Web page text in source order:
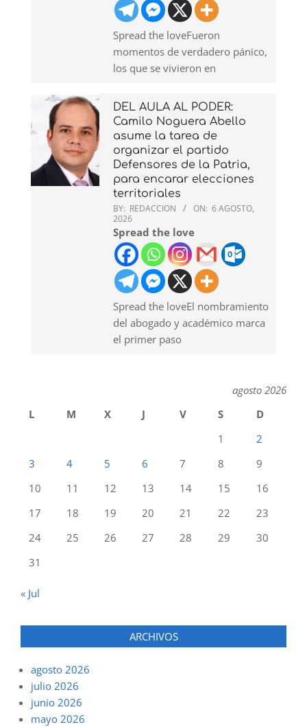
Spread the loveFueron
momentos de verdadero pánico,
los que se vivieron en
DEL AULA AL PODER:
Camilo Noguera Abello
asume la tarea de
organizar el partido
Defensores de la Patria,
para encarar elecciones
territoriales
BY: REDACCION ON: 6 AGOSTO,
2026
Spread the love
Spread the loveEl nombramiento
del abogado y académico marca
el primer paso
agosto 2026
L
M X J V S
D
1
2
3
4 5 6 7 8
9
10
11 12 13 14 15
16
17
18 19 20 21 22
23
24
25 26 27 28 29
30
31
« Jul
ARCHIVOS
agosto 2026
julio 2026
junio 2026
mayo 2026